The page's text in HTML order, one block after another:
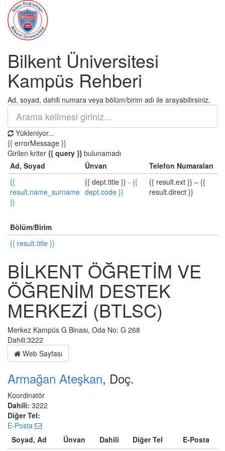
Bilkent Üniversitesi
Kampüs Rehberi
Ad, soyad, dahili numara veya bölüm/birim adı ile arayabilirsiniz.
Yükleniyor...
{{ errorMessage }}
Girilen kriter {{ query }} bulunamadı
Ad, Soyad
Ünvan
Telefon Numaraları
{{
result.name_surname
}}
{{ dept.title }} - {{
dept.code }}
{{ result.ext }} – {{
result.direct }}
Bölüm/Birim
{{ result.title }}
BİLKENT ÖĞRETİM VE
ÖĞRENİM DESTEK
MERKEZİ (BTLSC)
Merkez Kampüs G Binası, Oda No: G 268
Dahili:3222
Web Sayfası
Armağan Ateşkan, Doç.
Koordinatör
Dahili: 3222
Diğer Tel:
E-Posta
Soyad, Ad
Ünvan Dahili Diğer Tel E-Posta